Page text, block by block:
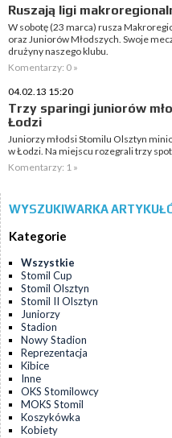
Ruszają ligi
W sobotę (23 marca) rusza
oraz Juniorów Młodszych. Swoje
drużyny naszego klubu.
Komentarzy: 0 »
04.02.13 15:20
Trzy sparingi juniorów
Łodzi
Juniorzy młodsi Stomilu Olsztyn
w Łodzi. Na miejscu rozegrali trzy
Komentarzy: 1 »
WYSZUKIWARKA
Kategorie
Wszystkie
Stomil Cup
Stomil Olsztyn
Stomil II Olsztyn
Juniorzy
Stadion
Nowy Stadion
Reprezentacja
Kibice
Inne
OKS Stomilowcy
MOKS Stomil
Koszykówka
Kobiety